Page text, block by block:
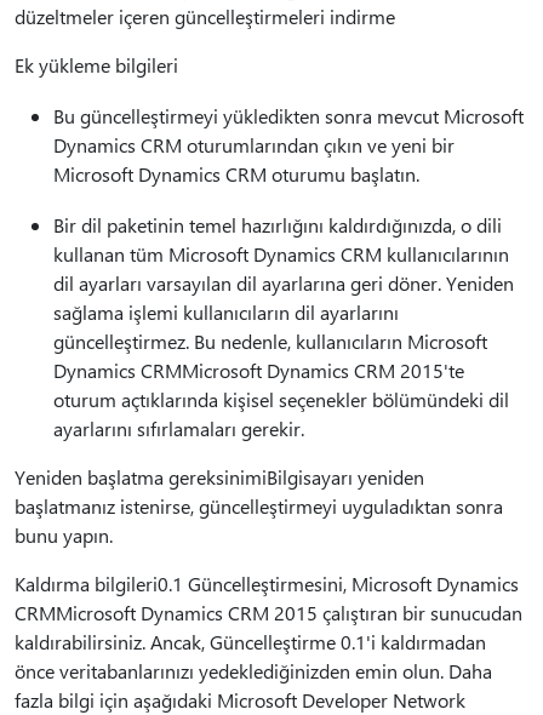
düzeltmeler içeren güncelleştirmeleri indirme
Ek yükleme bilgileri
Bu güncelleştirmeyi yükledikten sonra mevcut Microsoft
Dynamics CRM oturumlarından çıkın ve yeni bir
Microsoft Dynamics CRM oturumu başlatın.
Bir dil paketinin temel hazırlığını kaldırdığınızda, o dili
kullanan tüm Microsoft Dynamics CRM kullanıcılarının
dil ayarları varsayılan dil ayarlarına geri döner. Yeniden
sağlama işlemi kullanıcıların dil ayarlarını
güncelleştirmez. Bu nedenle, kullanıcıların Microsoft
Dynamics CRMMicrosoft Dynamics CRM 2015'te
oturum açtıklarında kişisel seçenekler bölümündeki dil
ayarlarını sıfırlamaları gerekir.
Yeniden başlatma gereksinimiBilgisayarı yeniden
başlatmanız istenirse, güncelleştirmeyi uyguladıktan sonra
bunu yapın.
Kaldırma bilgileri0.1 Güncelleştirmesini, Microsoft Dynamics
CRMMicrosoft Dynamics CRM 2015 çalıştıran bir sunucudan
kaldırabilirsiniz. Ancak, Güncelleştirme 0.1'i kaldırmadan
önce veritabanlarınızı yedeklediğinizden emin olun. Daha
fazla bilgi için aşağıdaki Microsoft Developer Network